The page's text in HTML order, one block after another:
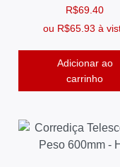
R$69.40
ou R$65.93 à
Adicionar ao
carrinho